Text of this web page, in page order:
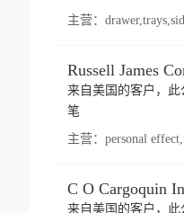
主营：
来自美国的客户，
笔
主营：
C O Cargoquin
来自美国的客户，